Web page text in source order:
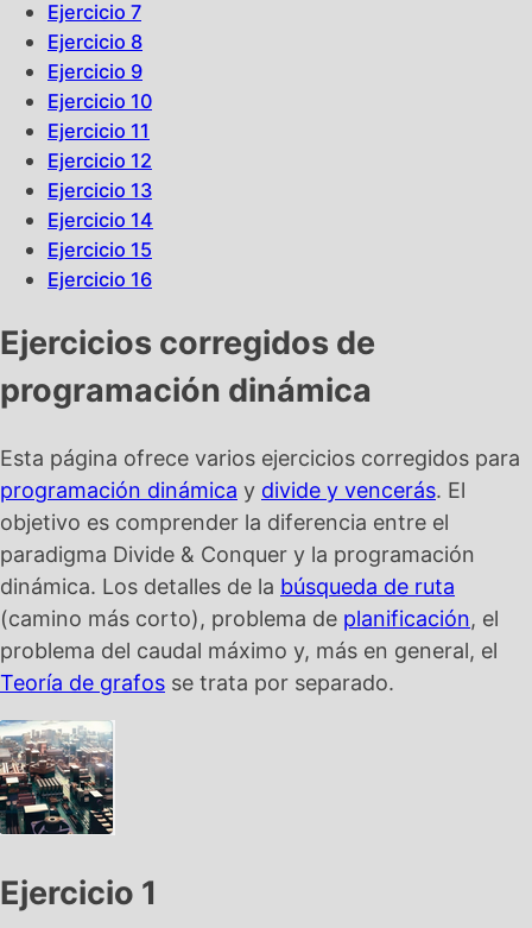
Ejercicio 7
Ejercicio 8
Ejercicio 9
Ejercicio 10
Ejercicio 11
Ejercicio 12
Ejercicio 13
Ejercicio 14
Ejercicio 15
Ejercicio 16
Ejercicios corregidos de
programación dinámica
Esta página ofrece varios ejercicios corregidos para
programación dinámica y divide y vencerás. El
objetivo es comprender la diferencia entre el
paradigma Divide & Conquer y la programación
dinámica. Los detalles de la búsqueda de ruta
(camino más corto), problema de planificación, el
problema del caudal máximo y, más en general, el
Teoría de grafos se trata por separado.
Ejercicio 1